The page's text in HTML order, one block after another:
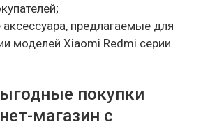
предлагаемые для
моделей Xiaomi Redmi серии
покупки
магазин с